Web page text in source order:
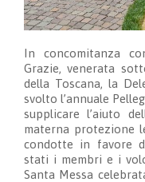
In concomitanza
Grazie, venerata
della Toscana, la
svolto l’annuale
supplicare l’aiuto
materna protezione
condotte in favore
stati i membri e i
Santa Messa